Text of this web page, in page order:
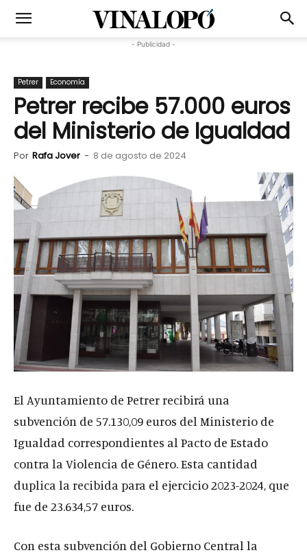
- Publicidad -
Petrer Economía
Petrer recibe 57.000 euros
del Ministerio de Igualdad
Por Rafa Jover - 8 de agosto de 2024
El Ayuntamiento de Petrer recibirá una
subvención de 57.130,09 euros del Ministerio de
Igualdad correspondientes al Pacto de Estado
contra la Violencia de Género. Esta cantidad
duplica la recibida para el ejercicio 2023-2024, que
fue de 23.634,57 euros.
Con esta subvención del Gobierno Central la